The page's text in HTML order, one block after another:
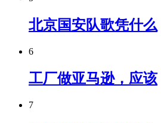
北京国安队歌凭什么
6
工厂做亚马逊，应该
7